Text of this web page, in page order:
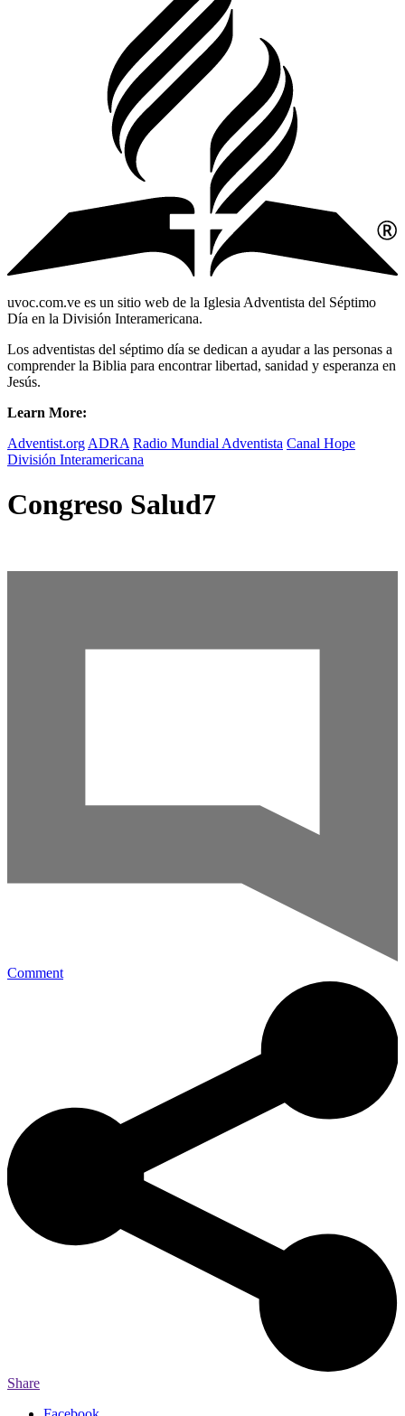
uvoc.com.ve es un sitio web de la Iglesia Adventista del Séptimo
Día en la División Interamericana.
Los adventistas del séptimo día se dedican a ayudar a las personas a
comprender la Biblia para encontrar libertad, sanidad y esperanza en
Jesús.
Learn More:
Adventist.org ADRA Radio Mundial Adventista Canal Hope
División Interamericana
Congreso Salud7
Comment
Share